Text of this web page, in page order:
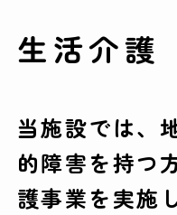
生活介護
当施設では、
的障害を持つ
護事業を実施